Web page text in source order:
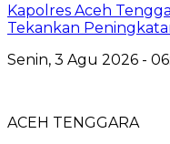
Kapolres Aceh
Tekankan
Senin, 3 Agu 2026 -
ACEH TENGGARA